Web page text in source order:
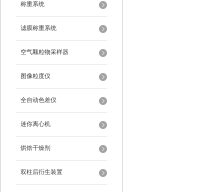
称重系统
滤膜称重系统
空气颗粒物采样器
图像粒度仪
全自动色差仪
迷你离心机
烘焙干燥剂
双柱后衍生装置